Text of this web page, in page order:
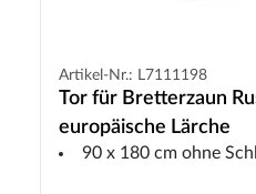
Artikel-Nr.: L7111198
Tor für Bretterzaun
europäische Lärche
90 x 180 cm ohne